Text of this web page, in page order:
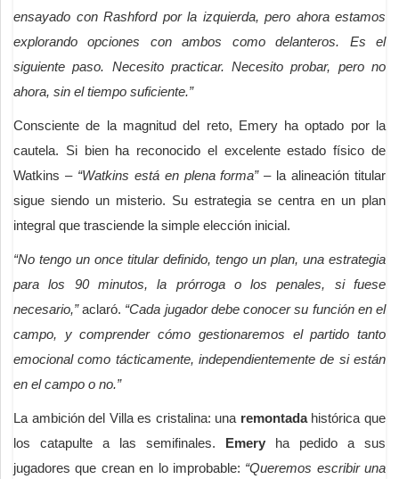
ensayado con Rashford por la izquierda, pero ahora estamos
explorando opciones con ambos como delanteros. Es el
siguiente paso. Necesito practicar. Necesito probar, pero no
ahora, sin el tiempo suficiente.”
Consciente de la magnitud del reto, Emery ha optado por la
cautela. Si bien ha reconocido el excelente estado físico de
Watkins – “Watkins está en plena forma”– la alineación titular
sigue siendo un misterio. Su estrategia se centra en un plan
integral que trasciende la simple elección inicial.
“No tengo un once titular definido, tengo un plan, una estrategia
para los 90 minutos, la prórroga o los penales, si fuese
necesario,”aclaró. “Cada jugador debe conocer su función en el
campo, y comprender cómo gestionaremos el partido tanto
emocional como tácticamente, independientemente de si están
en el campo o no.”
La ambición del Villa es cristalina: una remontadahistórica que
los catapulte a las semifinales. Emery ha pedido a sus
jugadores que crean en lo improbable: “Queremos escribir una